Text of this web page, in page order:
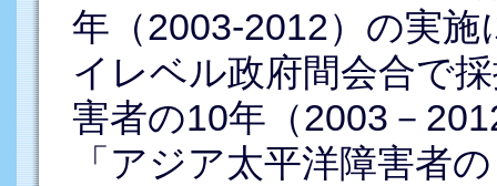
年（2003-2012）の実
イレベル政府間会合で
害者の10年（2003－
「アジア太平洋障害者